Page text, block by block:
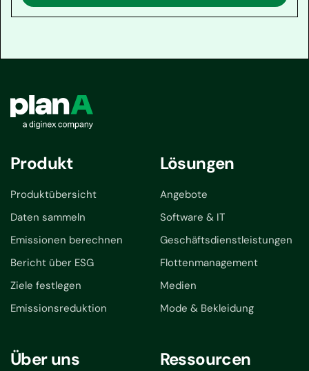
Produkt
Produktübersicht
Daten sammeln
Emissionen berechnen
Bericht über ESG
Ziele festlegen
Emissionsreduktion
Lösungen
Angebote
Software & IT
Geschäftsdienstleistungen
Flottenmanagement
Medien
Mode & Bekleidung
Über uns Ressourcen